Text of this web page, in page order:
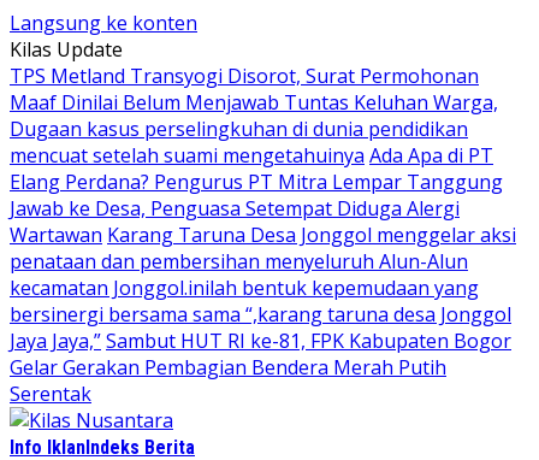
Langsung ke konten
Kilas Update
TPS Metland Transyogi Disorot, Surat Permohonan
Maaf Dinilai Belum Menjawab Tuntas Keluhan Warga,
Dugaan kasus perselingkuhan di dunia pendidikan
mencuat setelah suami mengetahuinya Ada Apa di PT
Elang Perdana? Pengurus PT Mitra Lempar Tanggung
Jawab ke Desa, Penguasa Setempat Diduga Alergi
Wartawan Karang Taruna Desa Jonggol menggelar aksi
penataan dan pembersihan menyeluruh Alun-Alun
kecamatan Jonggol.inilah bentuk kepemudaan yang
bersinergi bersama sama “,karang taruna desa Jonggol
Jaya Jaya,”Sambut HUT RI ke-81, FPK Kabupaten Bogor
Gelar Gerakan Pembagian Bendera Merah Putih
Serentak
Info IklanIndeks Berita